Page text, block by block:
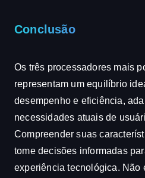
Conclusão
Os três processadores mais
representam um equilíbrio
desempenho e eficiência,
necessidades atuais de
Compreender suas
tome decisões informadas
experiência tecnológica. Não